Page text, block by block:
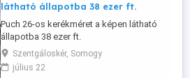
látható állapotba 38 ezer ft.
Puch 26-os kerékméret a képen látható
állapotba 38 ezer ft.
Szentgáloskér, Somogy
július 22